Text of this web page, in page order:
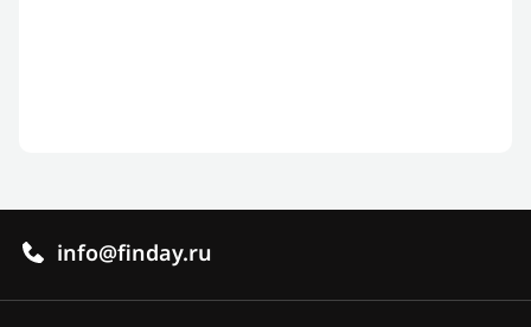
info@finday.ru